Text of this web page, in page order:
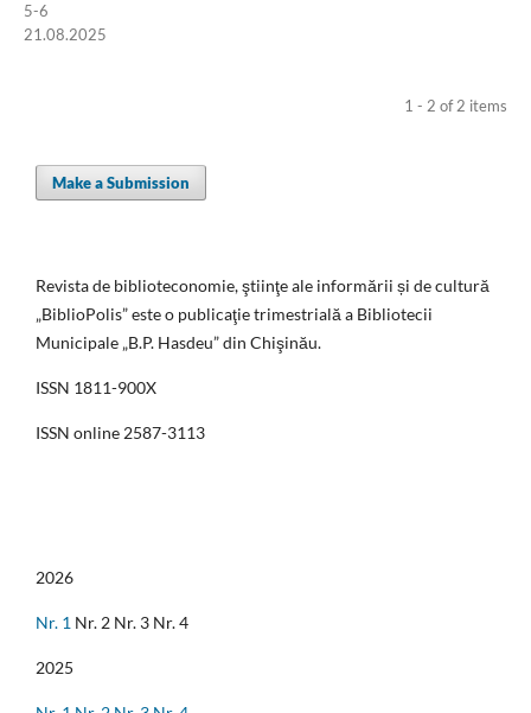
5-6
21.08.2025
1 - 2 of 2 items
Make a Submission
Revista de biblioteconomie, ştiinţe ale informării și de cultură
„BiblioPolis” este o publicaţie trimestrială a Bibliotecii
Municipale „B.P. Hasdeu” din Chişinău.
ISSN 1811-900X
ISSN online 2587-3113
2026
Nr. 1 Nr. 2 Nr. 3 Nr. 4
2025